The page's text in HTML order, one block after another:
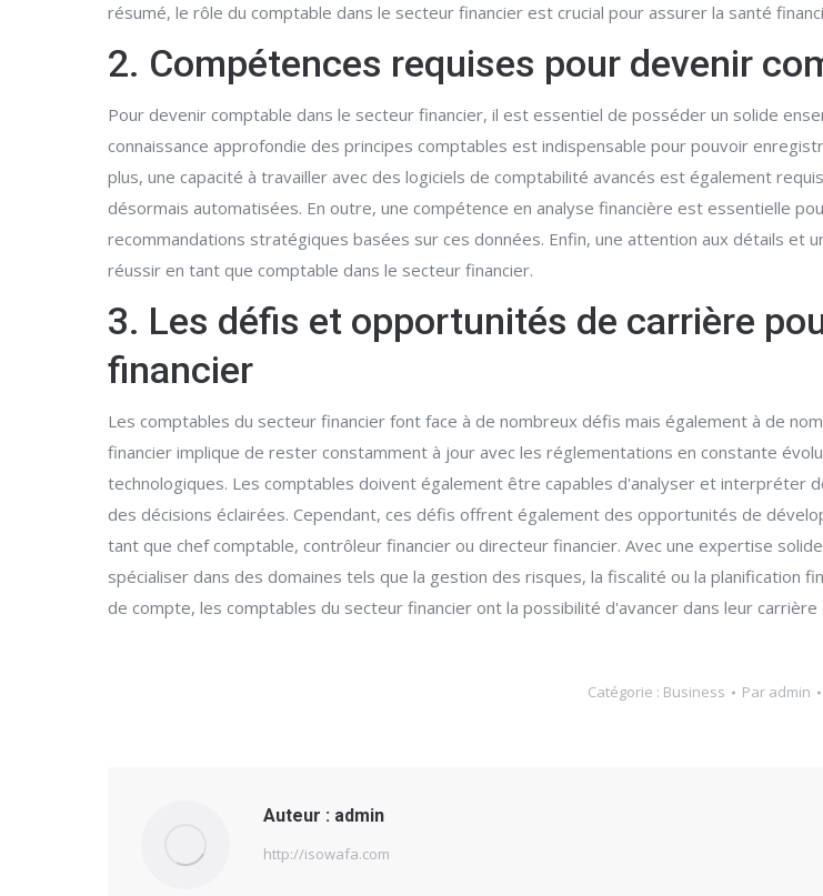
résumé, le rôle du comptable dans le secteur financier est crucial pour assurer la santé
2. Compétences requises pour devenir
Pour devenir comptable dans le secteur financier, il est essentiel de posséder un solide
connaissance approfondie des principes comptables est indispensable pour pouvoir
plus, une capacité à travailler avec des logiciels de comptabilité avancés est également
désormais automatisées. En outre, une compétence en analyse financière est essentielle
recommandations stratégiques basées sur ces données. Enfin, une attention aux détails et
réussir en tant que comptable dans le secteur financier.
3. Les défis et opportunités de carrière
financier
Les comptables du secteur financier font face à de nombreux défis mais également à de
financier implique de rester constamment à jour avec les réglementations en constante
technologiques. Les comptables doivent également être capables d'analyser et interpréter
des décisions éclairées. Cependant, ces défis offrent également des opportunités de
tant que chef comptable, contrôleur financier ou directeur financier. Avec une expertise
spécialiser dans des domaines tels que la gestion des risques, la fiscalité ou la planification
de compte, les comptables du secteur financier ont la possibilité d'avancer dans leur
Catégorie : Business Par admin
Auteur : admin
http://isowafa.com